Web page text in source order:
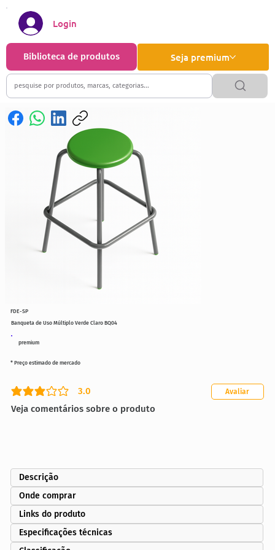
Seja premium
Biblioteca de produtos
Login
premium
Banqueta de Uso Múltiplo Verde Claro BQ04
3.0
classificação média é 3 de 5
Veja comentários sobre o produto
Avaliar
* Preço estimado de mercado
FDE-SP
Descrição
Onde comprar
Links do produto
Especificações técnicas